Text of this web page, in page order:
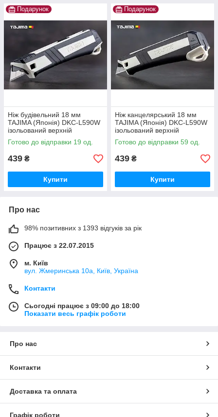
Подарунок
Ніж будівельний 18 мм
TAJIMA (Японія) DKC-L590W
ізольований верхній
автоматичний фіксатор
Готово до відправки 19 од.
439 ₴
Купити
Подарунок
Ніж канцелярський 18 мм
TAJIMA (Японія) DKC-L590W
ізольований верхній
автоматичний фіксатор
Готово до відправки 59 од.
439 ₴
Купити
Про нас
98% позитивних з 1393 відгуків за рік
Працює з 22.07.2015
м. Київ
вул. Жмеринська 10а, Київ, Україна
Контакти
Сьогодні працює з 09:00 до 18:00
Показати весь графік роботи
Про нас
Контакти
Доставка та оплата
Графік роботи